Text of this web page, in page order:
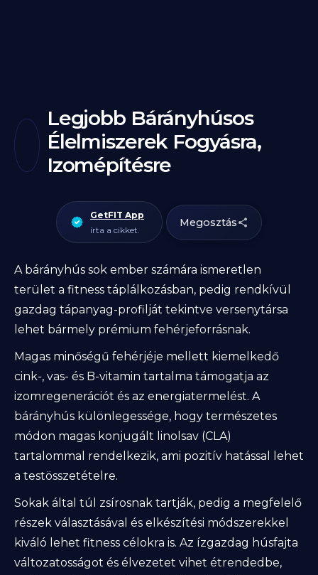
Legjobb Bárányhúsos
Élelmiszerek Fogyásra,
Izomépítésre
GetFIT App
írta a cikket.
Megosztás
A bárányhús sok ember számára ismeretlen
terület a fitness táplálkozásban, pedig rendkívül
gazdag tápanyag-profilját tekintve versenytársa
lehet bármely prémium fehérjeforrásnak.
Magas minőségű fehérjéje mellett kiemelkedő
cink-, vas- és B-vitamin tartalma támogatja az
izomregenerációt és az energiatermelést. A
bárányhús különlegessége, hogy természetes
módon magas konjugált linolsav (CLA)
tartalommal rendelkezik, ami pozitív hatással lehet
a testösszetételre.
Sokak által túl zsírosnak tartják, pedig a megfelelő
részek választásával és elkészítési módszerekkel
kiváló lehet fitness célokra is. Az ízgazdag húsfajta
változatosságot és élvezetet vihet étrendedbe,